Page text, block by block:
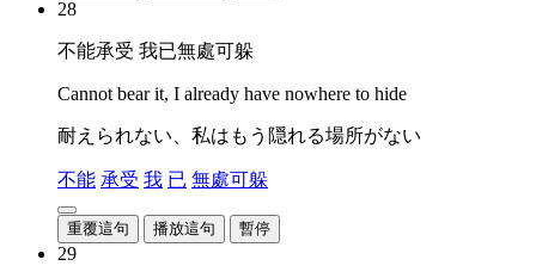
28
不能承受 我已無處可躲
Cannot bear it, I already have nowhere to hide
耐えられない、私はもう隠れる場所がない
不能 承受 我 已 無處可躲
重覆這句 播放這句 暫停
29